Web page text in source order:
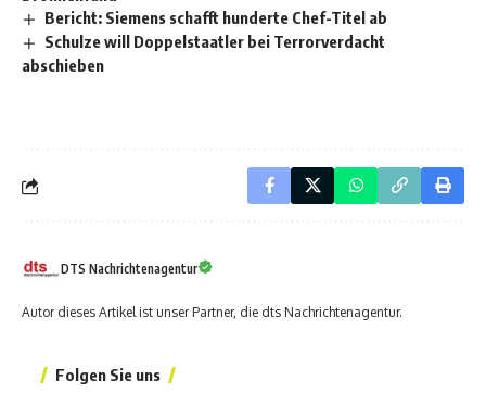
Bericht: Siemens schafft hunderte Chef-Titel ab
Schulze will Doppelstaatler bei Terrorverdacht
abschieben
DTS Nachrichtenagentur
Autor dieses Artikel ist unser Partner, die dts Nachrichtenagentur.
Folgen Sie uns